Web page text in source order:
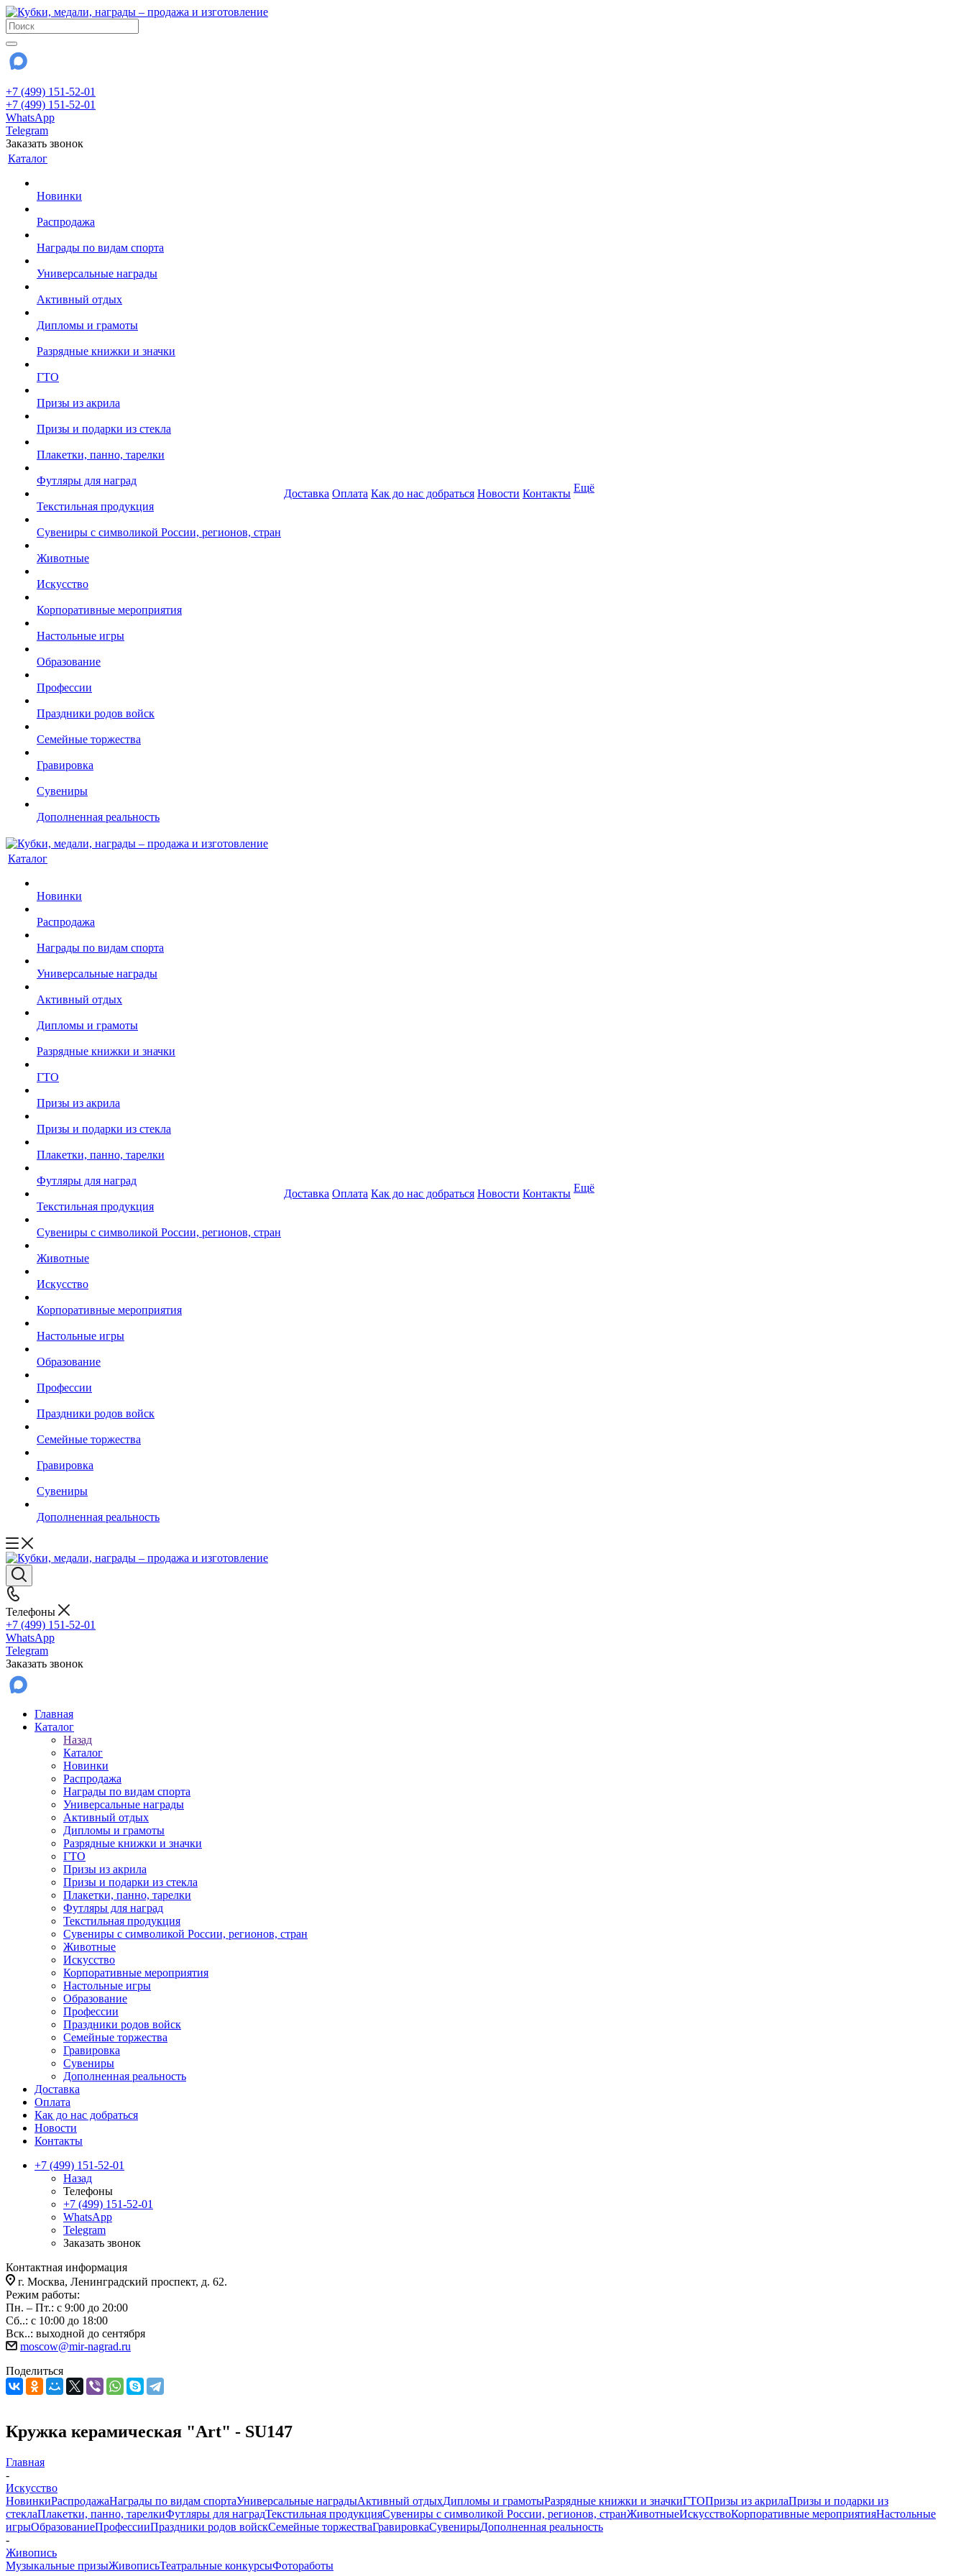
+7 (499) 151-52-01
+7 (499) 151-52-01
WhatsApp
Telegram
Заказать звонок
Каталог
Новинки
Распродажа
Награды по видам спорта
Универсальные награды
Активный отдых
Дипломы и грамоты
Разрядные книжки и значки
ГТО
Призы из акрила
Призы и подарки из стекла
Плакетки, панно, тарелки
Футляры для наград
Текстильная продукция
Сувениры с символикой России, регионов, стран
Животные
Искусство
Корпоративные мероприятия
Настольные игры
Образование
Профессии
Праздники родов войск
Семейные торжества
Гравировка
Сувениры
Дополненная реальность
Доставка Оплата Как до нас добраться Новости Контакты Ещё
Каталог
Новинки
Распродажа
Награды по видам спорта
Универсальные награды
Активный отдых
Дипломы и грамоты
Разрядные книжки и значки
ГТО
Призы из акрила
Призы и подарки из стекла
Плакетки, панно, тарелки
Футляры для наград
Текстильная продукция
Сувениры с символикой России, регионов, стран
Животные
Искусство
Корпоративные мероприятия
Настольные игры
Образование
Профессии
Праздники родов войск
Семейные торжества
Гравировка
Сувениры
Дополненная реальность
Доставка Оплата Как до нас добраться Новости Контакты Ещё
Телефоны
+7 (499) 151-52-01
WhatsApp
Telegram
Заказать звонок
Главная
Каталог
Назад
Каталог
Новинки
Распродажа
Награды по видам спорта
Универсальные награды
Активный отдых
Дипломы и грамоты
Разрядные книжки и значки
ГТО
Призы из акрила
Призы и подарки из стекла
Плакетки, панно, тарелки
Футляры для наград
Текстильная продукция
Сувениры с символикой России, регионов, стран
Животные
Искусство
Корпоративные мероприятия
Настольные игры
Образование
Профессии
Праздники родов войск
Семейные торжества
Гравировка
Сувениры
Дополненная реальность
Доставка
Оплата
Как до нас добраться
Новости
Контакты
+7 (499) 151-52-01
Назад
Телефоны
+7 (499) 151-52-01
WhatsApp
Telegram
Заказать звонок
Контактная информация
г. Москва, Ленинградский проспект, д. 62.
Режим работы:
Пн. – Пт.: с 9:00 до 20:00
Сб..: с 10:00 до 18:00
Вск..: выходной до сентября
moscow@mir-nagrad.ru
Поделиться
Кружка керамическая "Art" - SU147
Главная
-
Искусство
НовинкиРаспродажаНаграды по видам спортаУниверсальные наградыАктивный отдыхДипломы и грамотыРазрядные книжки и значкиГТОПризы из акрилаПризы и подарки из
стеклаПлакетки, панно, тарелкиФутляры для наградТекстильная продукцияСувениры с символикой России, регионов, странЖивотныеИскусствоКорпоративные мероприятияНастольные
игрыОбразованиеПрофессииПраздники родов войскСемейные торжестваГравировкаСувенирыДополненная реальность
-
Живопись
Музыкальные призыЖивописьТеатральные конкурсыФотоработы